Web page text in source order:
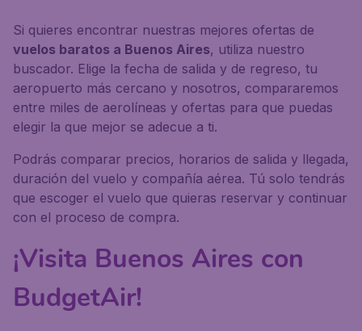
Si quieres encontrar nuestras mejores ofertas de
vuelos baratos a Buenos Aires, utiliza nuestro
buscador. Elige la fecha de salida y de regreso, tu
aeropuerto más cercano y nosotros, compararemos
entre miles de aerolíneas y ofertas para que puedas
elegir la que mejor se adecue a ti.
Podrás comparar precios, horarios de salida y llegada,
duración del vuelo y compañía aérea. Tú solo tendrás
que escoger el vuelo que quieras reservar y continuar
con el proceso de compra.
¡Visita Buenos Aires con
BudgetAir!